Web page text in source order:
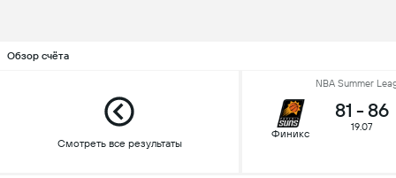
Обзор счёта
Смотреть все результаты
NBA Summer
Финикс
81 - 86
19.07